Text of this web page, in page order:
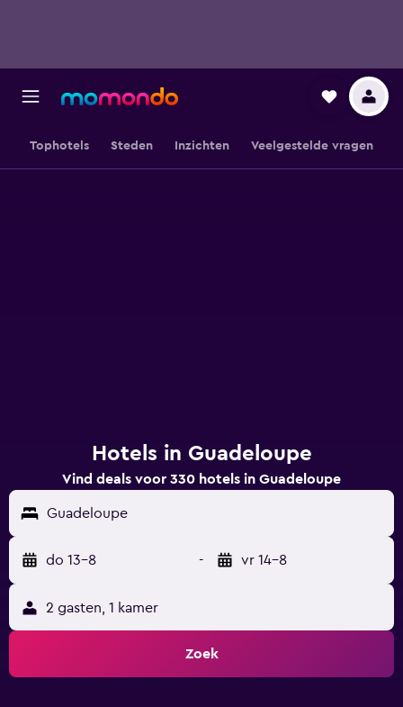
Tophotels Steden Inzichten Veelgestelde vragen
Hotels in Guadeloupe
Vind deals voor 330 hotels in Guadeloupe
Guadeloupe
do 13-8 - vr 14-8
2 gasten, 1 kamer
Zoek